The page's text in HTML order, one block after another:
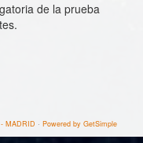
de la prueba
MADRID · Powered by GetSimple